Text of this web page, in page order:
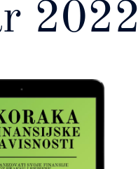
2022